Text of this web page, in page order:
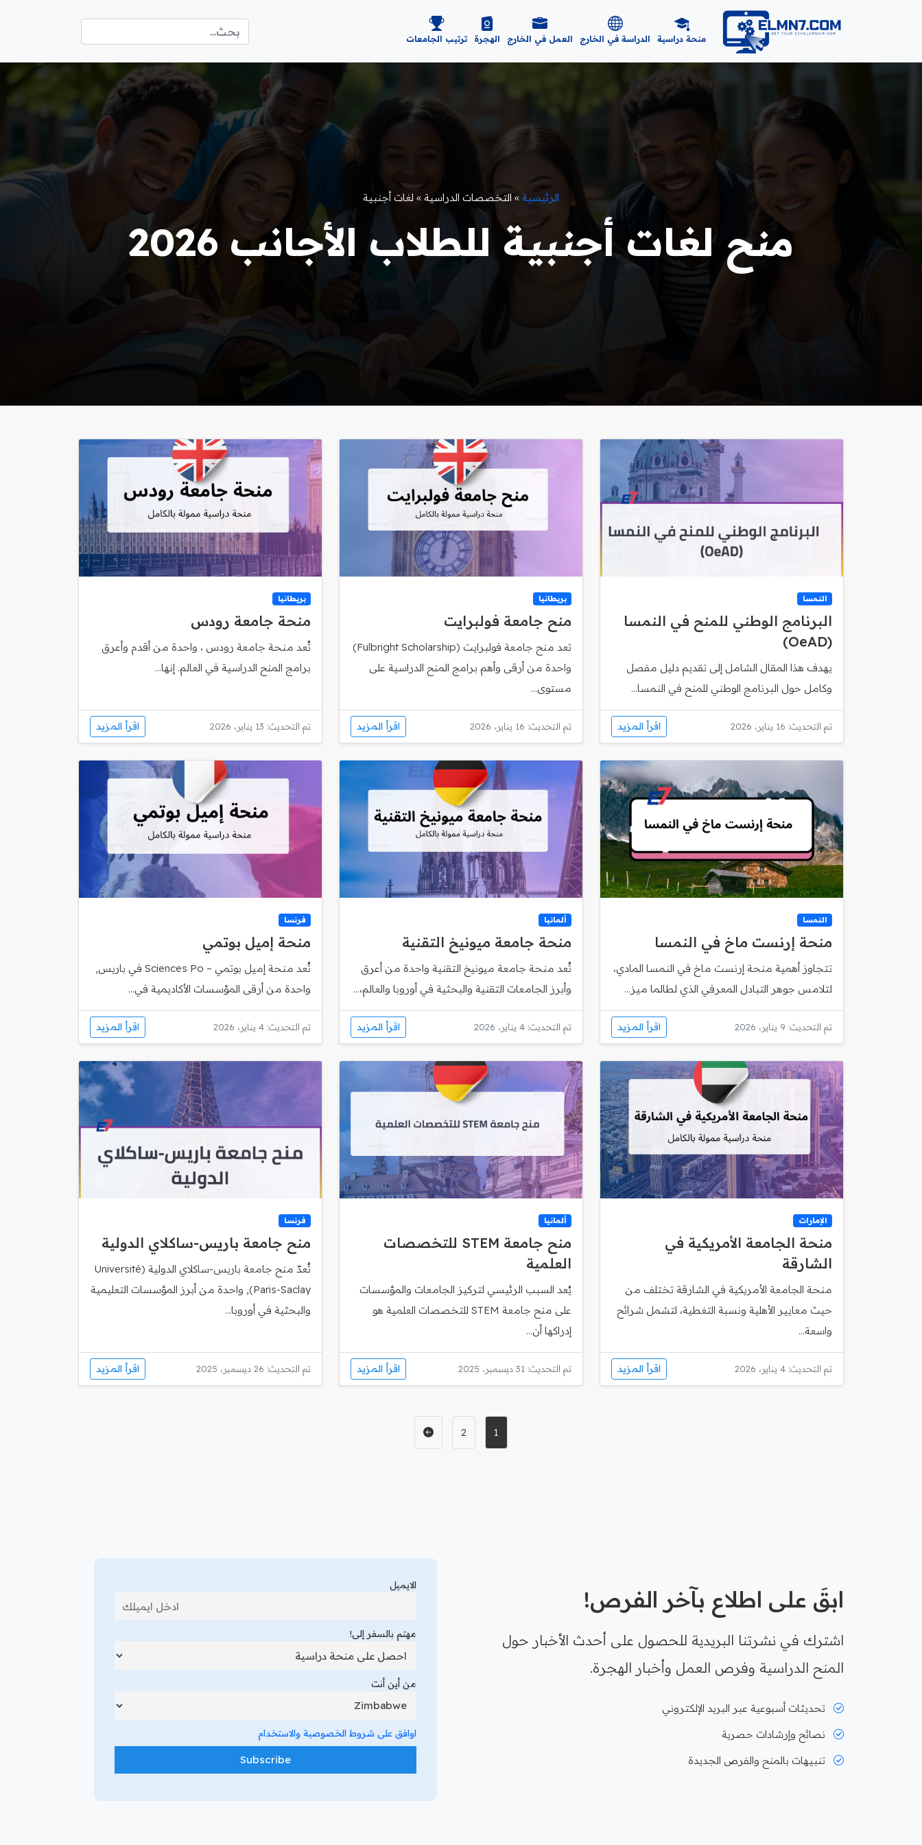
منحة دراسية الدراسة في الخارج العمل في الخارج الهجرة ترتيب الجامعات
الرئيسية » التخصصات الدراسية » لغات أجنبية
منح لغات أجنبية للطلاب الأجانب 2026
النمسا
البرنامج الوطني للمنح في النمسا
(OeAD)
يهدف هذا المقال الشامل إلى تقديم دليل مفصل
وكامل حول البرنامج الوطني للمنح في النمسا...
تم التحديث: 16 يناير، 2026 اقرأ المزيد
بريطانيا
منح جامعة فولبرايت
تعد منح جامعة فولبرايت (Fulbright Scholarship)
واحدة من أرقى وأهم برامج المنح الدراسية على
مستوى...
تم التحديث: 16 يناير، 2026 اقرأ المزيد
بريطانيا
منحة جامعة رودس
تُعد منحة جامعة رودس ، واحدة من أقدم وأعرق
برامج المنح الدراسية في العالم. إنها...
تم التحديث: 13 يناير، 2026 اقرأ المزيد
النمسا
منحة إرنست ماخ في النمسا
تتجاوز أهمية منحة إرنست ماخ في النمسا المادي،
لتلامس جوهر التبادل المعرفي الذي لطالما ميز...
تم التحديث: 9 يناير، 2026 اقرأ المزيد
ألمانيا
منحة جامعة ميونيخ التقنية
تُعد منحة جامعة ميونيخ التقنية واحدة من أعرق
وأبرز الجامعات التقنية والبحثية في أوروبا والعالم،...
تم التحديث: 4 يناير، 2026 اقرأ المزيد
فرنسا
منحة إميل بوتمي
تُعد منحة إميل بوتمي – Sciences Po في باريس,
واحدة من أرقى المؤسسات الأكاديمية في...
تم التحديث: 4 يناير، 2026 اقرأ المزيد
الإمارات
منحة الجامعة الأمريكية في
الشارقة
منحة الجامعة الأمريكية في الشارقة تختلف من
حيث معايير الأهلية ونسبة التغطية، لتشمل شرائح
واسعة...
تم التحديث: 4 يناير، 2026 اقرأ المزيد
ألمانيا
منح جامعة STEM للتخصصات
العلمية
يُعد السبب الرئيسي لتركيز الجامعات والمؤسسات
على منح جامعة STEM للتخصصات العلمية هو
إدراكها أن...
تم التحديث: 31 ديسمبر، 2025 اقرأ المزيد
فرنسا
منح جامعة باريس‑ساكلاي الدولية
تُعدّ منح جامعة باريس‑ساكلاي الدولية (Université
Paris-Saclay), واحدة من أبرز المؤسسات التعليمية
والبحثية في أوروبا...
تم التحديث: 26 ديسمبر، 2025 اقرأ المزيد
1
2
ابقَ على اطلاع بآخر الفرص!
اشترك في نشرتنا البريدية للحصول على أحدث الأخبار حول
المنح الدراسية وفرص العمل وأخبار الهجرة.
تحديثات أسبوعية عبر البريد الإلكتروني
نصائح وإرشادات حصرية
تنبيهات بالمنح والفرص الجديدة
الايميل
مهتم بالسفر إلى!
من أين أنت
اوافق على شروط الخصوصية والاستخدام